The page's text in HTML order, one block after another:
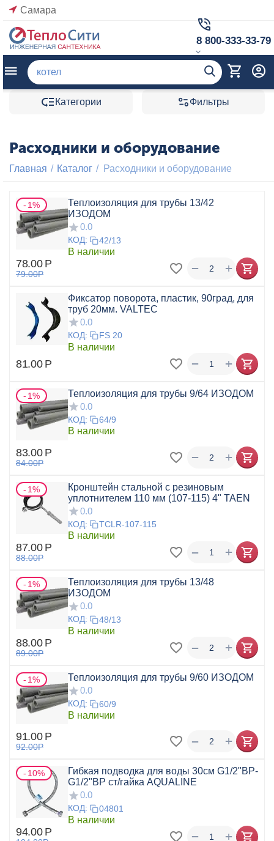
Самара
8 800-333-33-79
Категории Фильтры
Расходники и оборудование
Главная / Каталог / Расходники и оборудование
1%
Теплоизоляция для трубы 13/42
ИЗОДОМ
0.0
КОД: 42/13
В наличии
78.00 Р
79.00Р +
−
Фиксатор поворота, пластик, 90град, для
труб 20мм. VALTEC
0.0
КОД: FS 20
В наличии
81.00 Р +
−
1%
Теплоизоляция для трубы 9/64 ИЗОДОМ
0.0
КОД: 64/9
В наличии
83.00 Р
84.00Р +
−
1%
Кронштейн стальной с резиновым
уплотнителем 110 мм (107-115) 4" TAEN
0.0
КОД: TCLR-107-115
В наличии
87.00 Р
88.00Р +
−
1%
Теплоизоляция для трубы 13/48
ИЗОДОМ
0.0
КОД: 48/13
В наличии
88.00 Р
89.00Р +
−
1%
Теплоизоляция для трубы 9/60 ИЗОДОМ
0.0
КОД: 60/9
В наличии
91.00 Р
92.00Р +
−
10%
Гибкая подводка для воды 30см G1/2"ВР-
G1/2"ВР ст/гайка AQUALINE
0.0
КОД: 04801
В наличии
94.00 Р +
−